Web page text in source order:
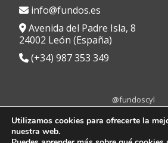
info@fundos.es
Avenida del Padre Isla, 8
24002 León (España)
(+34) 987 353 349
@fundoscyl
Menú
fa-
facebook
fa-
fa-
youtube-
fa-
Aviso Legal|
Utilizamos cookies para ofrecerte la
nuestra web.